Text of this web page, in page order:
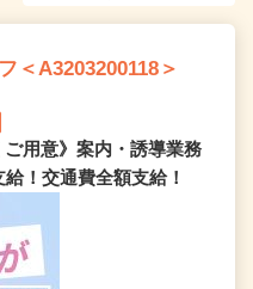
＜A3203200118＞
ご用意》案内・誘導業務
！交通費全額支給！